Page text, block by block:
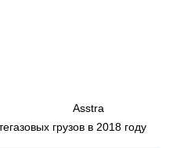
Asstra
грузов в 2018 году